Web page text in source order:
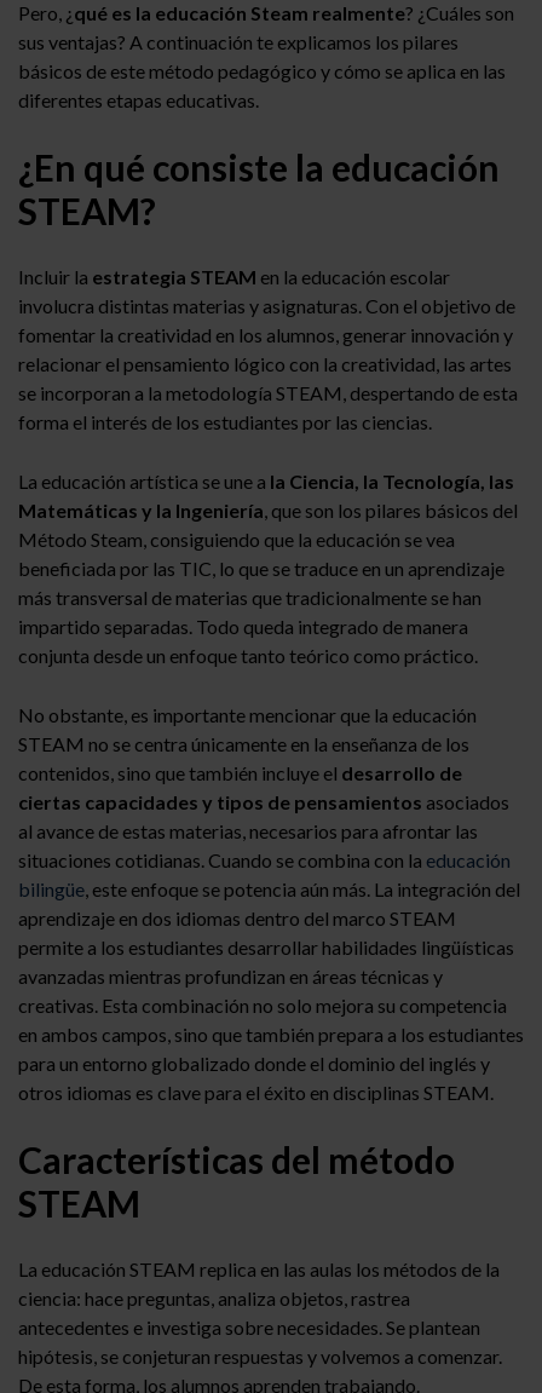
Pero, ¿qué es la educación Steam realmente? ¿Cuáles son
sus ventajas? A continuación te explicamos los pilares
básicos de este método pedagógico y cómo se aplica en las
diferentes etapas educativas.
¿En qué consiste la educación
STEAM?
Incluir la estrategia STEAM en la educación escolar
involucra distintas materias y asignaturas. Con el objetivo de
fomentar la creatividad en los alumnos, generar innovación y
relacionar el pensamiento lógico con la creatividad, las artes
se incorporan a la metodología STEAM, despertando de esta
forma el interés de los estudiantes por las ciencias.
La educación artística se une a la Ciencia, la Tecnología, las
Matemáticas y la Ingeniería, que son los pilares básicos del
Método Steam, consiguiendo que la educación se vea
beneficiada por las TIC, lo que se traduce en un aprendizaje
más transversal de materias que tradicionalmente se han
impartido separadas. Todo queda integrado de manera
conjunta desde un enfoque tanto teórico como práctico.
No obstante, es importante mencionar que la educación
STEAM no se centra únicamente en la enseñanza de los
contenidos, sino que también incluye el desarrollo de
ciertas capacidades y tipos de pensamientos asociados
al avance de estas materias, necesarios para afrontar las
situaciones cotidianas. Cuando se combina con la educación
bilingüe, este enfoque se potencia aún más. La integración del
aprendizaje en dos idiomas dentro del marco STEAM
permite a los estudiantes desarrollar habilidades lingüísticas
avanzadas mientras profundizan en áreas técnicas y
creativas. Esta combinación no solo mejora su competencia
en ambos campos, sino que también prepara a los estudiantes
para un entorno globalizado donde el dominio del inglés y
otros idiomas es clave para el éxito en disciplinas STEAM.
Características del método
STEAM
La educación STEAM replica en las aulas los métodos de la
ciencia: hace preguntas, analiza objetos, rastrea
antecedentes e investiga sobre necesidades. Se plantean
hipótesis, se conjeturan respuestas y volvemos a comenzar.
De esta forma, los alumnos aprenden trabajando.